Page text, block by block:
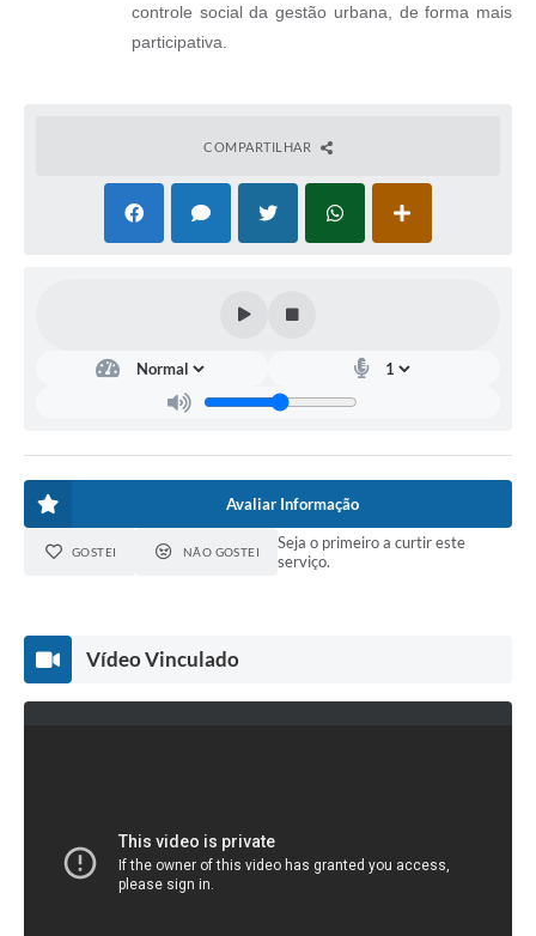
controle social da gestão urbana, de forma mais
participativa.
COMPARTILHAR
Avaliar Informação
GOSTEI NÃO GOSTEI
Seja o primeiro a curtir este
serviço.
Vídeo Vinculado